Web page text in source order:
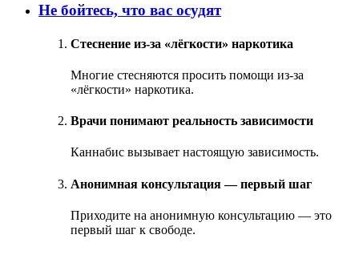
Не бойтесь, что вас осудят
Стеснение из‑за «лёгкости» наркотика
Многие стесняются просить помощи из‑за
«лёгкости» наркотика.
Врачи понимают реальность зависимости
Каннабис вызывает настоящую зависимость.
Анонимная консультация — первый шаг
Приходите на анонимную консультацию — это
первый шаг к свободе.